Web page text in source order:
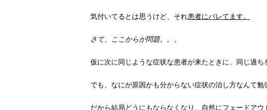
気付いてるとは思うけど、それ患者にバレてます。
さて、ここからが問題。。。
仮に次に同じような症状な患者が来たときに、同じ過ち
でも、なにが原因かも分からない症状の治し方なんて勉
だから結局どうにもならなくなり、自然にフェードアウ